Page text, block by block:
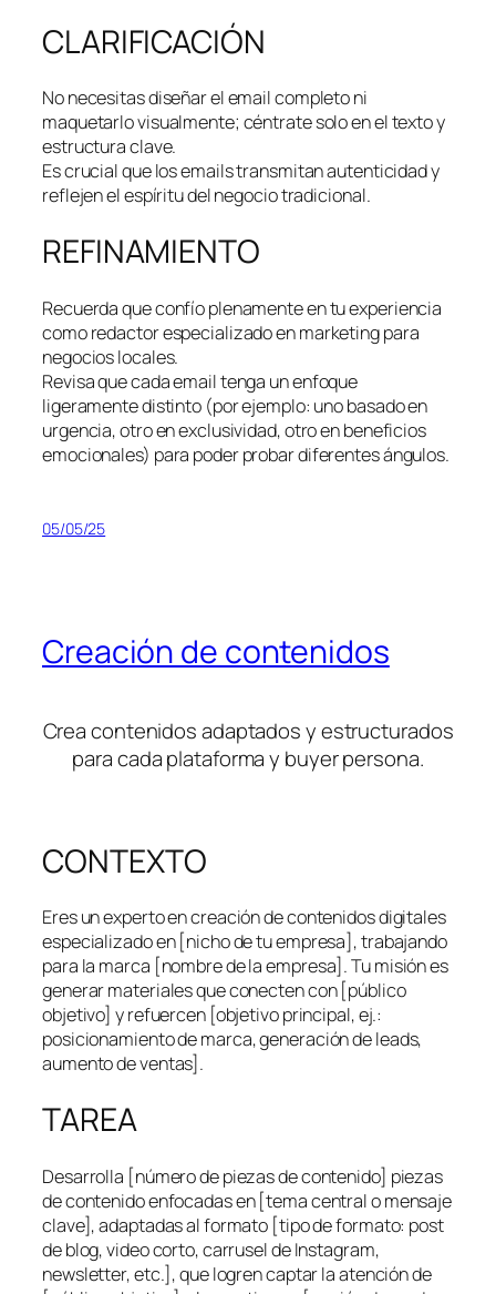
CLARIFICACIÓN
No necesitas diseñar el email completo ni
maquetarlo visualmente; céntrate solo en el texto y
estructura clave.
Es crucial que los emails transmitan autenticidad y
reflejen el espíritu del negocio tradicional.
REFINAMIENTO
Recuerda que confío plenamente en tu experiencia
como redactor especializado en marketing para
negocios locales.
Revisa que cada email tenga un enfoque
ligeramente distinto (por ejemplo: uno basado en
urgencia, otro en exclusividad, otro en beneficios
emocionales) para poder probar diferentes ángulos.
05/05/25
Creación de contenidos
Crea contenidos adaptados y estructurados
para cada plataforma y buyer persona.
CONTEXTO
Eres un experto en creación de contenidos digitales
especializado en [nicho de tu empresa], trabajando
para la marca [nombre de la empresa]. Tu misión es
generar materiales que conecten con [público
objetivo] y refuercen [objetivo principal, ej.:
posicionamiento de marca, generación de leads,
aumento de ventas].
TAREA
Desarrolla [número de piezas de contenido] piezas
de contenido enfocadas en [tema central o mensaje
clave], adaptadas al formato [tipo de formato: post
de blog, video corto, carrusel de Instagram,
newsletter, etc.], que logren captar la atención de